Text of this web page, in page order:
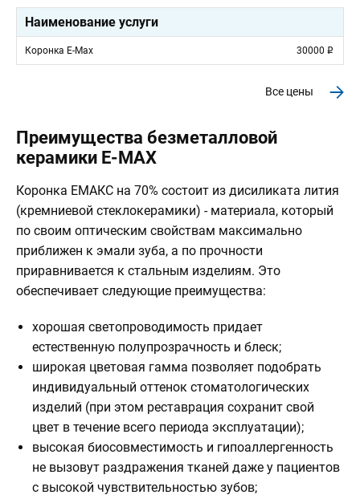
Наименование услуги
Коронка E-Max 30000
Все цены
Преимущества безметалловой
керамики E-MAX
Коронка ЕМАКС на 70% состоит из дисиликата лития
(кремниевой стеклокерамики) - материала, который
по своим оптическим свойствам максимально
приближен к эмали зуба, а по прочности
приравнивается к стальным изделиям. Это
обеспечивает следующие преимущества:
хорошая светопроводимость придает
естественную полупрозрачность и блеск;
широкая цветовая гамма позволяет подобрать
индивидуальный оттенок стоматологических
изделий (при этом реставрация сохранит свой
цвет в течение всего периода эксплуатации);
высокая биосовместимость и гипоаллергенность
не вызовут раздражения тканей даже у пациентов
с высокой чувствительностью зубов;